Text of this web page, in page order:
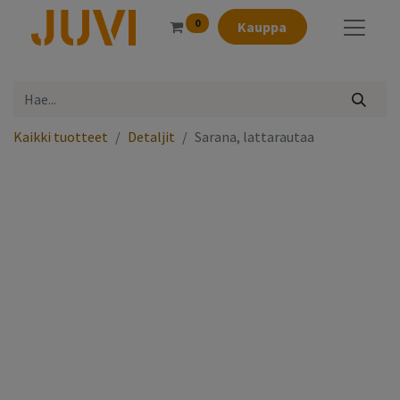
0 Kauppa
Kaikki tuotteet Detaljit Sarana, lattarautaa